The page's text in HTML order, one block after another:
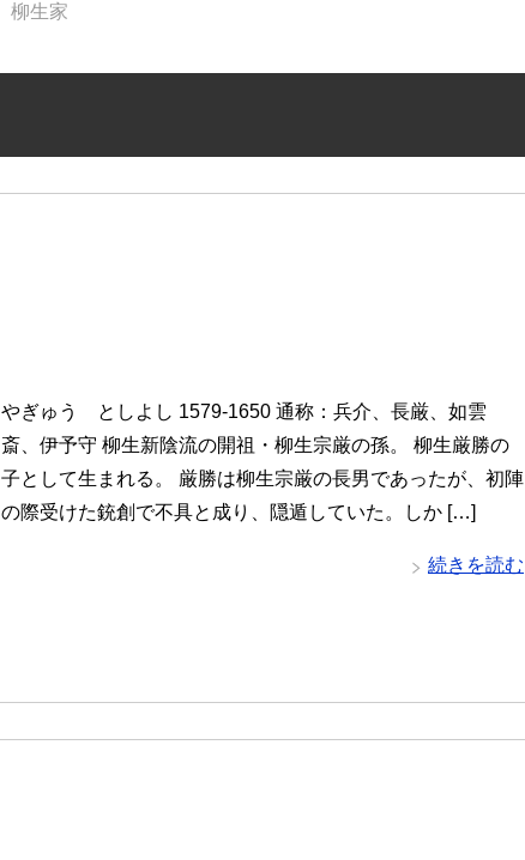
柳生家
やぎゅう としよし 1579-1650 通称：兵介、長厳、如雲
斎、伊予守 柳生新陰流の開祖・柳生宗厳の孫。 柳生厳勝の
子として生まれる。 厳勝は柳生宗厳の長男であったが、初陣
の際受けた銃創で不具と成り、隠遁していた。しか […]
続きを読む